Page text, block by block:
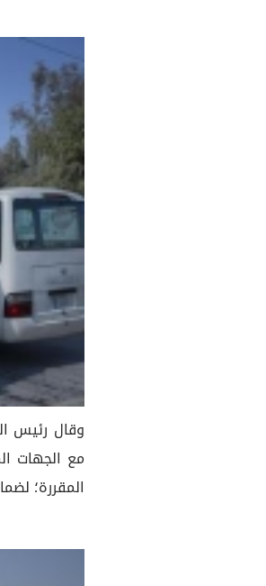
وقال رئيس
مع الجهات
المقررة؛